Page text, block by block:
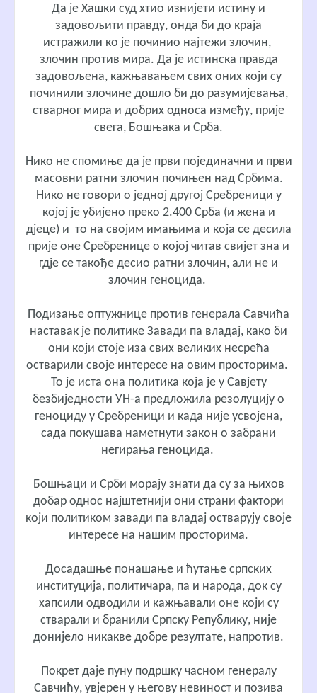
Да је Хашки суд хтио изнијети истину и
задовољити правду, онда би до краја
истражили ко је починио најтежи злочин,
злочин против мира. Да је истинска правда
задовољена, кажњавањем свих оних који су
починили злочине дошло би до разумијевања,
стварног мира и добрих односа између, прије
свега, Бошњака и Срба.
Нико не спомиње да је први појединачни и први
масовни ратни злочин почињен над Србима.
Нико не говори о једној другој Сребреници у
којој је убијено преко 2.400 Срба (и жена и
дјеце) и то на својим имањима и која се десила
прије оне Сребренице о којој читав свијет зна и
гдје се такође десио ратни злочин, али не и
злочин геноцида.
Подизање оптужнице против генерала Савчића
наставак је политике Завади па владај, како би
они који стоје иза свих великих несрећа
остварили своје интересе на овим просторима.
То је иста она политика која је у Савјету
безбиједности УН-а предложила резолуцију о
геноциду у Сребреници и када није усвојена,
сада покушава наметнути закон о забрани
негирања геноцида.
Бошњаци и Срби морају знати да су за њихов
добар однос најштетнији они страни фактори
који политиком завади па владај остварују своје
интересе на нашим просторима.
Досадашње понашање и ћутање српских
институција, политичара, па и народа, док су
хапсили одводили и кажњавали оне који су
стварали и бранили Српску Републику, није
донијело никакве добре резултате, напротив.
Покрет даје пуну подршку часном генералу
Савчићу, увјерен у његову невиност и позива